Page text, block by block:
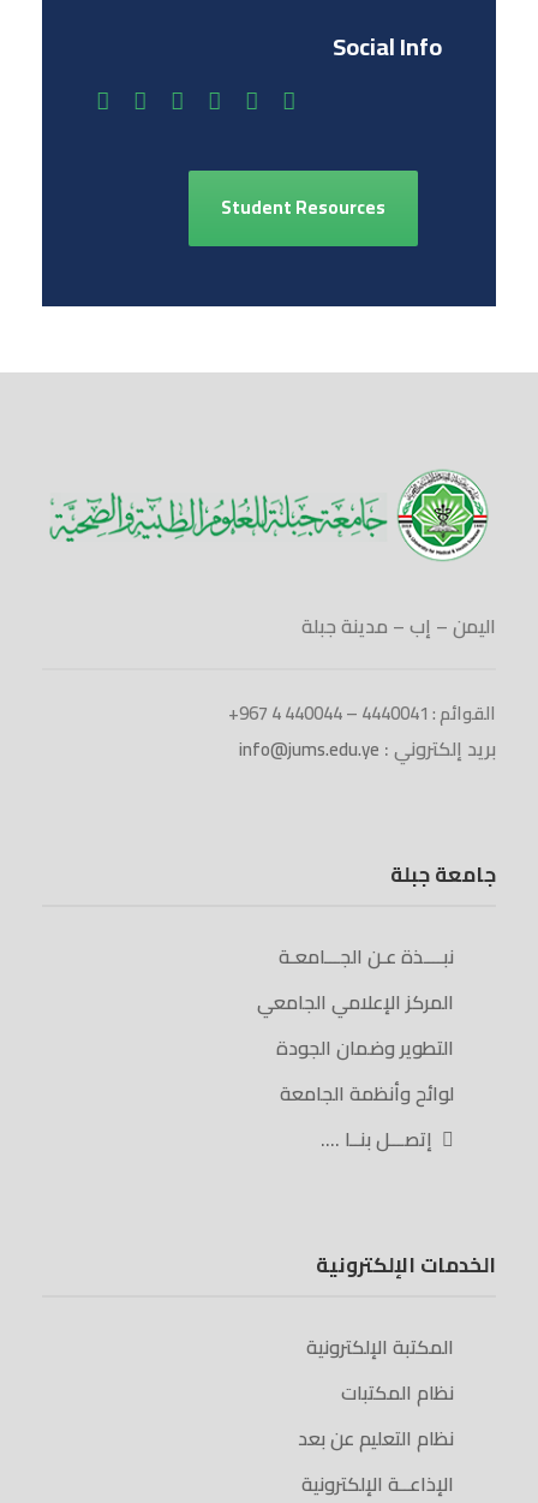
Social Info
Student Resources
اليمن – إب – مدينة جبلة
القوائم : 4440041 – 440044 4 967+
بريد إلكتروني : info@jums.edu.ye
جامعة جبلة
نبــــذة عـن الجـــامعـة
المركز الإعلامي الجامعي
التطوير وضمان الجودة
لوائح وأنظمة الجامعة
إتصـــل بنــا ….
الخدمات الإلكترونية
المكتبة الإلكترونية
نظام المكتبات
نظام التعليم عن بعد
الإذاعــة الإلكترونية